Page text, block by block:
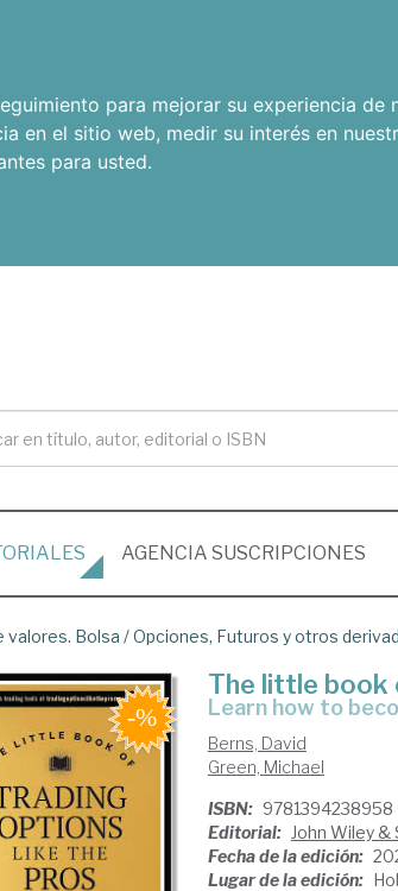
para mejorar su experiencia de
en el sitio web, medir su interés en
para usted.
AGENCIA SUSCRIPCIONES
valores. Bolsa /Opciones, Futuros y otros
The little book
learn how to
Berns, David
Green, Michael
ISBN: 9781394238958
Editorial: John Wiley &
Fecha de la edición:
Lugar de la edición: